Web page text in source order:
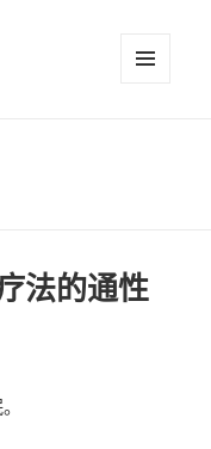
法的通性